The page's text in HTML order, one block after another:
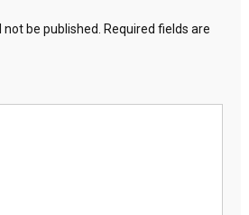
be published.
Required fields are